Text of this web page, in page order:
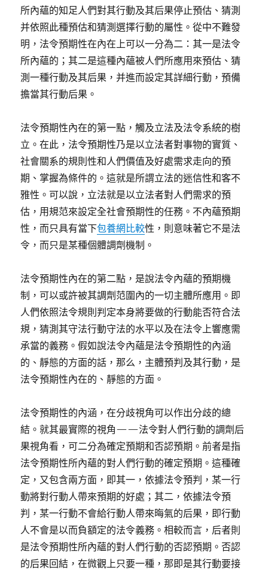
所內蘊的知足人們對其行動及其后果停止預估、猜測
并依照此種預估和猜測選擇行動的屬性。從中不難發
明，法令預期性在內在上可以一分為二：其一是法令
所內蘊的；其二是這種內蘊被人們所應用來預估、猜
測一種行動及其后果，并進而設定其詳細行動，預備
擔當其行動后果。
法令預期性內在的第一點，觸及立法及法令系統的樹
立。在此，法令預期性乃是以立法者對事物的實質、
社會關系的規則性和人們價值及好處需求走向的預
期、掌握為條件的。這就是所謂立法的迷信性和客不
雅性。可以說，立法就是以立法者對人們需求的預
估，用規范來設定全社會預期性的任務。不內蘊預期
性，而只具有當下包養網比較性，則意味著它不是法
令，而只是某種個體調劑機制。
法令預期性內在的第二點，是說法令內蘊的預期機
制，可以或許被其調劑范圍內的一切主體所應用。即
人們依照法令規則判定本身將要做的行動能否符合法
規，猜測其守法行動守法的水平以及在法令上響應需
承當的義務。假如說法令內蘊是法令預期性的內涵
的、靜態的方面的話，那么，主體預判及其行動，是
法令預期性內在的、靜態的方面。
法令預期性的內涵，在分歧視角可以作出分歧的總
結。就其最實際的視角——法令對人們行動的調劑后
果視角看，可二分為確定預期和否認預期。前者是指
法令預期性所內蘊的對人們行動的確定預期。這種確
定，又包含兩方面，即其一，依據法令預判，某一行
動將對行動人帶來預期的好處；其二，依據法令預
判，某一行動不會給行動人帶來晦氣的后果，即行動
人不會是以而負額定的法令義務。相較而言，后者則
是法令預期性所內蘊的對人們行動的否認預期。否認
的后果回結，在微觀上只要一種，那即是其行動要接